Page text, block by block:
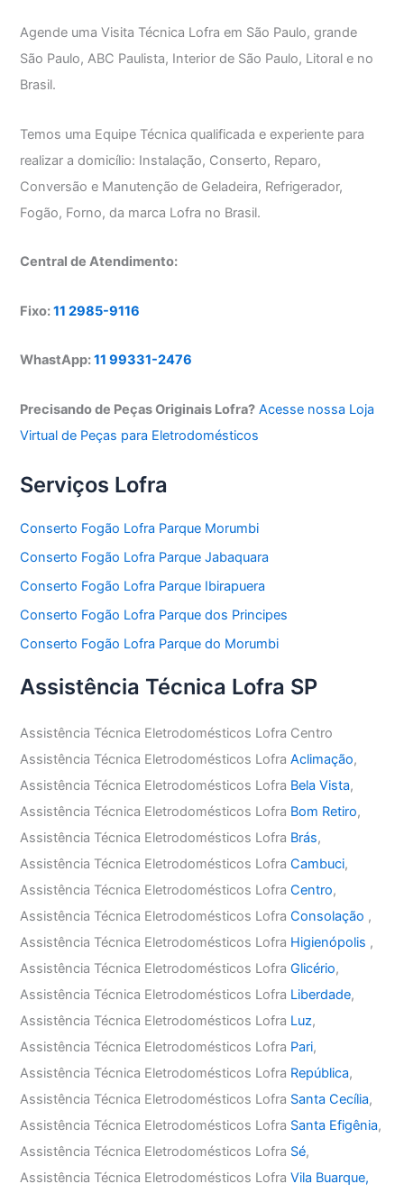
Agende uma Visita Técnica Lofra em São Paulo, grande
São Paulo, ABC Paulista, Interior de São Paulo, Litoral e no
Brasil.
Temos uma Equipe Técnica qualificada e experiente para
realizar a domicílio: Instalação, Conserto, Reparo,
Conversão e Manutenção de Geladeira, Refrigerador,
Fogão, Forno, da marca Lofra no Brasil.
Central de Atendimento:
Fixo:11 2985-9116
WhastApp:11 99331-2476
Precisando de Peças Originais Lofra? Acesse nossa Loja
Virtual de Peças para Eletrodomésticos
Serviços Lofra
Conserto Fogão Lofra Parque Morumbi
Conserto Fogão Lofra Parque Jabaquara
Conserto Fogão Lofra Parque Ibirapuera
Conserto Fogão Lofra Parque dos Principes
Conserto Fogão Lofra Parque do Morumbi
Assistência Técnica Lofra SP
Assistência Técnica Eletrodomésticos Lofra Centro
Assistência Técnica Eletrodomésticos LofraAclimação,
Assistência Técnica Eletrodomésticos Lofra Bela Vista,
Assistência Técnica Eletrodomésticos Lofra Bom Retiro,
Assistência Técnica Eletrodomésticos Lofra Brás,
Assistência Técnica Eletrodomésticos LofraCambuci,
Assistência Técnica Eletrodomésticos LofraCentro,
Assistência Técnica Eletrodomésticos LofraConsolação ,
Assistência Técnica Eletrodomésticos Lofra Higienópolis ,
Assistência Técnica Eletrodomésticos LofraGlicério,
Assistência Técnica Eletrodomésticos Lofra Liberdade,
Assistência Técnica Eletrodomésticos Lofra Luz,
Assistência Técnica Eletrodomésticos Lofra Pari,
Assistência Técnica Eletrodomésticos Lofra República,
Assistência Técnica Eletrodomésticos Lofra Santa Cecília,
Assistência Técnica Eletrodomésticos Lofra Santa Efigênia,
Assistência Técnica Eletrodomésticos Lofra Sé,
Assistência Técnica Eletrodomésticos LofraVila Buarque,